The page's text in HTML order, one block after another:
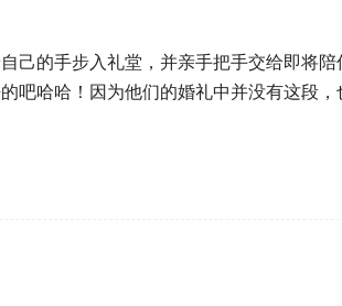
己的手步入礼堂，并亲手把手交给即将
吧哈哈！因为他们的婚礼中并没有这段